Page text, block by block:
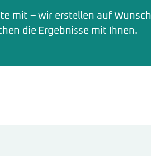
mit – wir erstellen auf Wunsch
die Ergebnisse mit Ihnen.